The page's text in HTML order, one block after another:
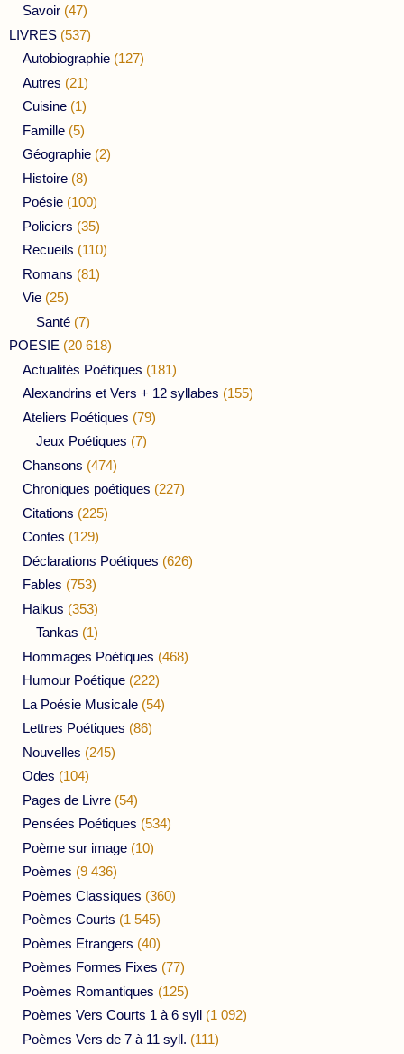
Savoir (47)
LIVRES (537)
Autobiographie (127)
Autres (21)
Cuisine (1)
Famille (5)
Géographie (2)
Histoire (8)
Poésie (100)
Policiers (35)
Recueils (110)
Romans (81)
Vie (25)
Santé (7)
POESIE (20 618)
Actualités Poétiques (181)
Alexandrins et Vers + 12 syllabes (155)
Ateliers Poétiques (79)
Jeux Poétiques (7)
Chansons (474)
Chroniques poétiques (227)
Citations (225)
Contes (129)
Déclarations Poétiques (626)
Fables (753)
Haikus (353)
Tankas (1)
Hommages Poétiques (468)
Humour Poétique (222)
La Poésie Musicale (54)
Lettres Poétiques (86)
Nouvelles (245)
Odes (104)
Pages de Livre (54)
Pensées Poétiques (534)
Poème sur image (10)
Poèmes (9 436)
Poèmes Classiques (360)
Poèmes Courts (1 545)
Poèmes Etrangers (40)
Poèmes Formes Fixes (77)
Poèmes Romantiques (125)
Poèmes Vers Courts 1 à 6 syll (1 092)
Poèmes Vers de 7 à 11 syll. (111)